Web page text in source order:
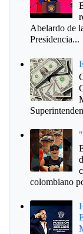
Abelardo de
Presidencia...
colombiano